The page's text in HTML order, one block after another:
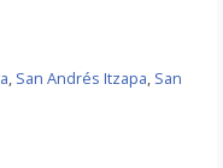
, San Andrés Itzapa, San